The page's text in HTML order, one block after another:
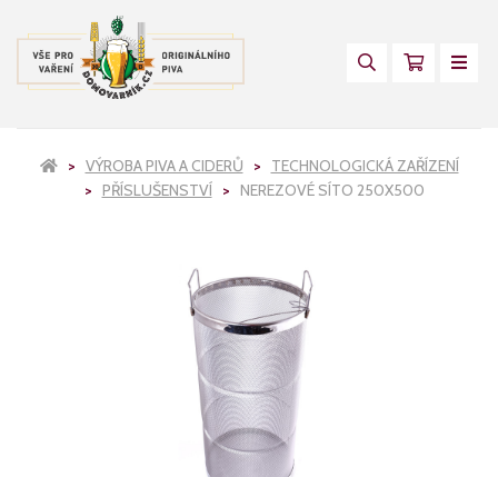
VÝROBA PIVA A CIDERŮ
TECHNOLOGICKÁ ZAŘÍZENÍ
PŘÍSLUŠENSTVÍ
NEREZOVÉ SÍTO 250X500